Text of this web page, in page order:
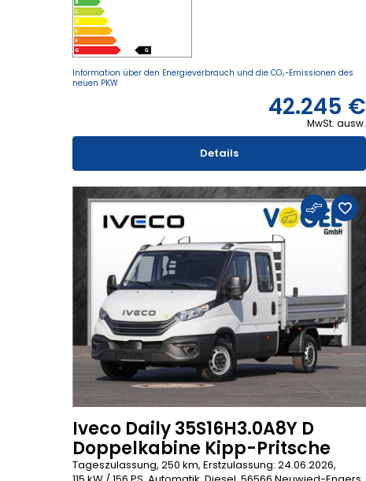
Information über den Energieverbrauch und die CO₂-Emissionen des
neuen PKW
42.245 €
MwSt. ausw.
Details
Iveco Daily 35S16H3.0A8Y D
Doppelkabine Kipp-Pritsche
Tageszulassung, 250 km, Erstzulassung: 24.06.2026,